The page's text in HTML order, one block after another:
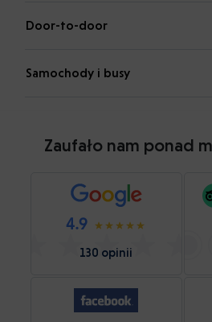
Door-to-door
Samochody i busy
Zaufało nam ponad
4.9
130 opinii